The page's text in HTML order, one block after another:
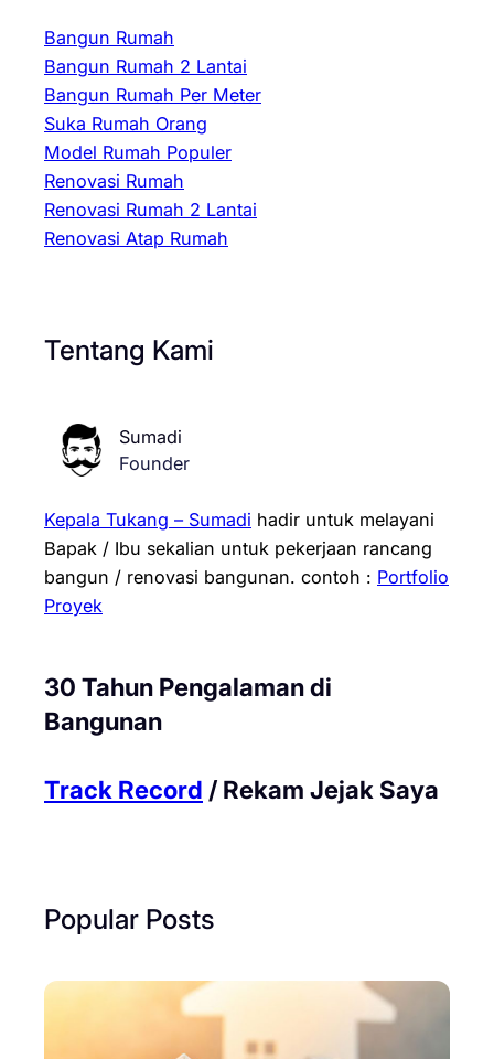
Bangun Rumah
Bangun Rumah 2 Lantai
Bangun Rumah Per Meter
Suka Rumah Orang
Model Rumah Populer
Renovasi Rumah
Renovasi Rumah 2 Lantai
Renovasi Atap Rumah
Tentang Kami
Sumadi
Founder
Kepala Tukang – Sumadi hadir untuk melayani
Bapak / Ibu sekalian untuk pekerjaan rancang
bangun / renovasi bangunan. contoh : Portfolio
Proyek
30 Tahun Pengalaman di
Bangunan
Track Record / Rekam Jejak Saya
Popular Posts